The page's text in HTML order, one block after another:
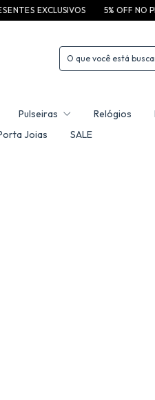
5% OFF NO PIX | ATÉ 6X SEM
Pulseiras Relógios
Joias SALE